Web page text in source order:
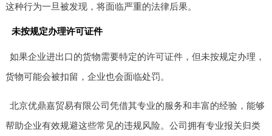
这种行为一旦被发现，将面临严重的法律后果。
未按规定办理许可证件
如果企业进出口的货物需要特定的许可证件，但未按规定办理，
货物可能会被扣留，企业也会面临处罚。
北京优鼎嘉贸易有限公司凭借其专业的服务和丰富的经验，能够
帮助企业有效规避这些常见的违规风险。公司拥有专业报关归类